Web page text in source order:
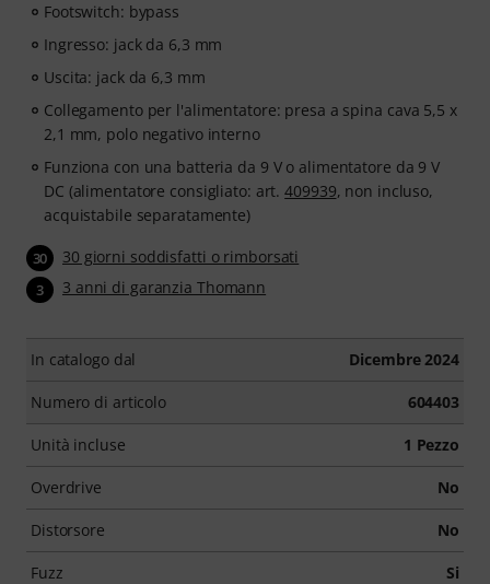
Footswitch: bypass
Ingresso: jack da 6,3 mm
Uscita: jack da 6,3 mm
Collegamento per l'alimentatore: presa a spina cava 5,5 x
2,1 mm, polo negativo interno
Funziona con una batteria da 9 V o alimentatore da 9 V
DC (alimentatore consigliato: art.409939, non incluso,
acquistabile separatamente)
30 30 giorni soddisfatti o rimborsati
3 3 anni di garanzia Thomann
In catalogo dal Dicembre 2024
Numero di articolo 604403
Unità incluse 1 Pezzo
Overdrive No
Distorsore No
Fuzz Si